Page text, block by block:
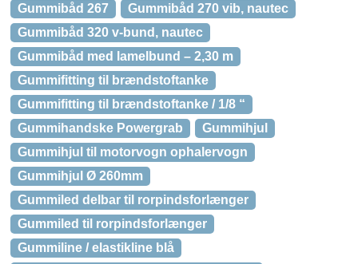
Gummibåd 267
Gummibåd 270 vib, nautec
Gummibåd 320 v-bund, nautec
Gummibåd med lamelbund – 2,30 m
Gummifitting til brændstoftanke
Gummifitting til brændstoftanke / 1/8 “
Gummihandske Powergrab
Gummihjul
Gummihjul til motorvogn ophalervogn
Gummihjul Ø 260mm
Gummiled delbar til rorpindsforlænger
Gummiled til rorpindsforlænger
Gummiline / elastikline blå